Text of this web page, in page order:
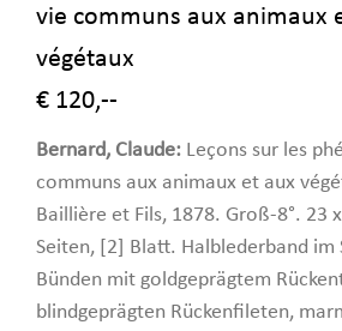
vie communs aux animaux
végétaux
€ 120,--
Bernard, Claude: Leçons sur les
communs aux animaux et aux
Baillière et Fils, 1878. Groß-8°. 23
Seiten, [2] Blatt. Halblederband im
Bünden mit goldgeprägtem
blindgeprägten Rückenfileten,